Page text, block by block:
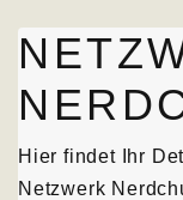
Hier findet Ihr
Netzwerk